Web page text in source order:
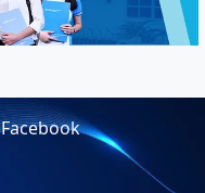
Facebook